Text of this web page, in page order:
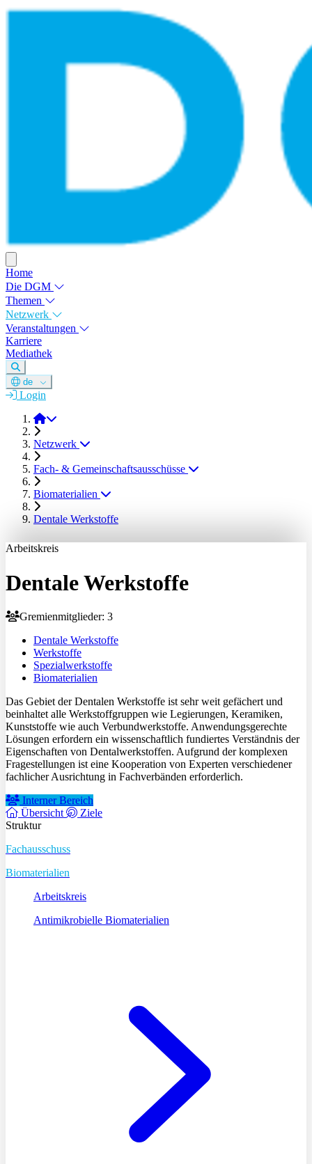
Home
Die DGM
Themen
Netzwerk
Veranstaltungen
Karriere
Mediathek
de
Login
DGM e.V.
Netzwerk
Fach- & Gemeinschaftsausschüsse
Biomaterialien
Dentale Werkstoffe
Arbeitskreis
Dentale Werkstoffe
Gremienmitglieder: 3
Dentale Werkstoffe
Werkstoffe
Spezialwerkstoffe
Biomaterialien
Das Gebiet der Dentalen Werkstoffe ist sehr weit gefächert und
beinhaltet alle Werkstoffgruppen wie Legierungen, Keramiken,
Kunststoffe wie auch Verbundwerkstoffe. Anwendungsgerechte
Lösungen erfordern ein wissenschaftlich fundiertes Verständnis der
Eigenschaften von Dentalwerkstoffen. Aufgrund der komplexen
Fragestellungen ist eine Kooperation von Experten verschiedener
fachlicher Ausrichtung in Fachverbänden erforderlich.
Interner Bereich
Übersicht
Ziele
Struktur
Fachausschuss
Biomaterialien
Arbeitskreis
Antimikrobielle Biomaterialien